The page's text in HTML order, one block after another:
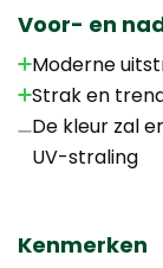
Voor- en
Moderne
Strak en
De kleur zal
UV-straling
Kenmerken